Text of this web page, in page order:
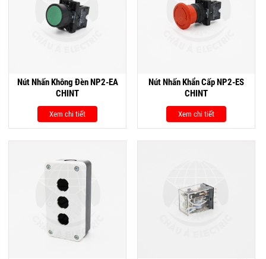
Nút Nhấn Không Đèn NP2-EA
CHINT
Xem chi tiết
Nút Nhấn Khẩn Cấp NP2-ES
CHINT
Xem chi tiết